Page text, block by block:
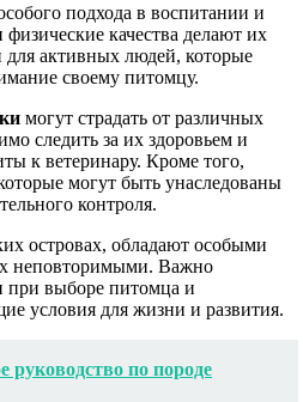
подхода в воспитании и
качества делают их
активных людей, которые
своему питомцу.
могут страдать от различных
следить за их здоровьем и
к ветеринару. Кроме того,
могут быть унаследованы
контроля.
островах, обладают особыми
неповторимыми. Важно
при выборе питомца и
условия для жизни и развития.
руководство по породе